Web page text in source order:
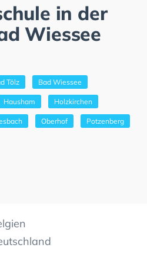
in der
Wiessee
Tölz Bad Wiessee
Hausham Holzkirchen
Oberhof Potzenberg